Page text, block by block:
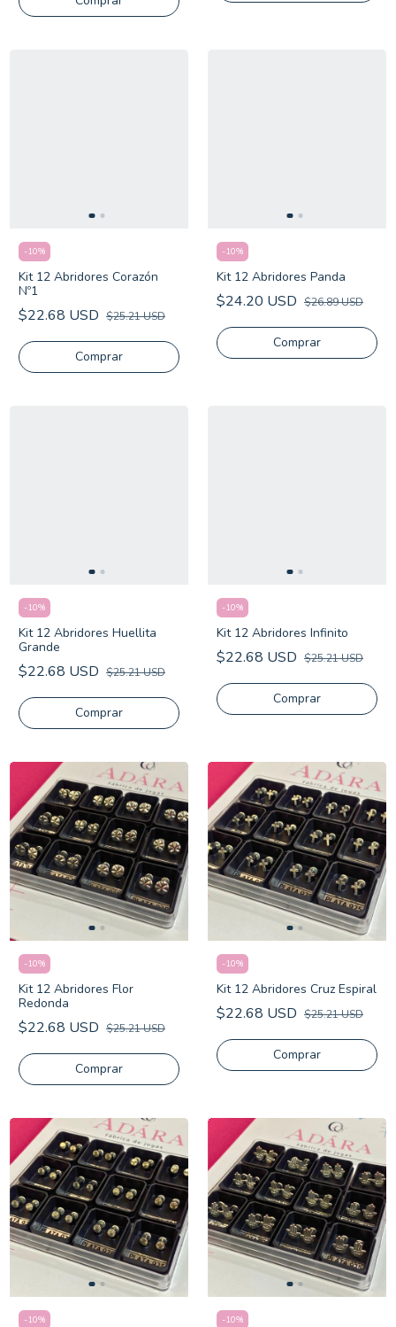
-10%
Kit 12 Abridores Corazón
Nº1
$22.68 USD $25.21 USD
-10%
Kit 12 Abridores Panda
$24.20 USD $26.89 USD
-10%
Kit 12 Abridores Huellita
Grande
$22.68 USD $25.21 USD
-10%
Kit 12 Abridores Infinito
$22.68 USD $25.21 USD
-10%
Kit 12 Abridores Flor
Redonda
$22.68 USD $25.21 USD
-10%
Kit 12 Abridores Cruz Espiral
$22.68 USD $25.21 USD
-10% -10%